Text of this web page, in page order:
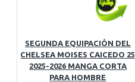
SEGUNDA EQUIPACIÓN DEL
CHELSEA MOISES CAICEDO 25
2025-2026 MANGA CORTA
PARA HOMBRE